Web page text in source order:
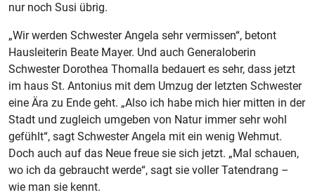
nur noch Susi übrig.
„Wir werden Schwester Angela sehr vermissen“, betont
Hausleiterin Beate Mayer. Und auch Generaloberin
Schwester Dorothea Thomalla bedauert es sehr, dass jetzt
im haus St. Antonius mit dem Umzug der letzten Schwester
eine Ära zu Ende geht. „Also ich habe mich hier mitten in der
Stadt und zugleich umgeben von Natur immer sehr wohl
gefühlt“, sagt Schwester Angela mit ein wenig Wehmut.
Doch auch auf das Neue freue sie sich jetzt. „Mal schauen,
wo ich da gebraucht werde“, sagt sie voller Tatendrang –
wie man sie kennt.